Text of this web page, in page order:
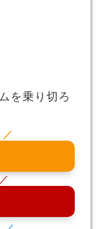
を乗り切ろ